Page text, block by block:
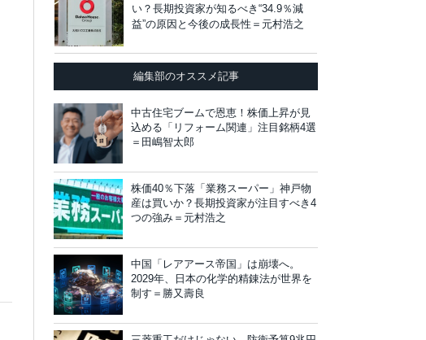
い？長期投資家が知るべき“34.9％減
益”の原因と今後の成長性＝元村浩之
編集部のオススメ記事
中古住宅ブームで恩恵！株価上昇が見
込める「リフォーム関連」注目銘柄4選
＝田嶋智太郎
株価40％下落「業務スーパー」神戸物
産は買いか？長期投資家が注目すべき4
つの強み＝元村浩之
中国「レアアース帝国」は崩壊へ。
2029年、日本の化学的精錬法が世界を
制す＝勝又壽良